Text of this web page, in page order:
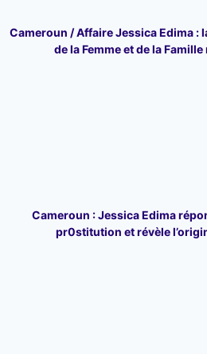
Cameroun / Affaire Jessica Edima :
de la Femme et de la
Cameroun : Jessica Edima
pr0stitution et révèle